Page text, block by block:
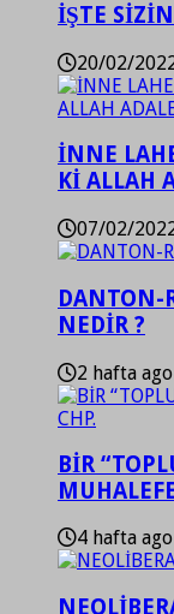
İŞTE
20/02/
İNNE
Kİ ALLAH
07/02/
DANTON-
NEDİR ?
2 hafta ago
BİR
4 hafta ago